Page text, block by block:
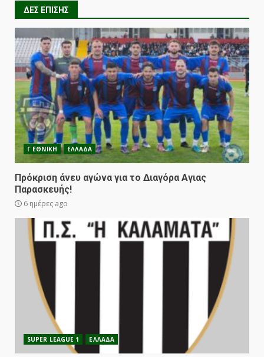
ΔΕΣ ΕΠΙΣΗΣ
Γ ΕΘΝΙΚΗ ΕΛΛΑΔΑ
Πρόκριση άνευ αγώνα για το Διαγόρα Αγιας
Παρασκευής!
6 ημέρες ago
SUPER LEAGUE 1 ΕΛΛΑΔΑ